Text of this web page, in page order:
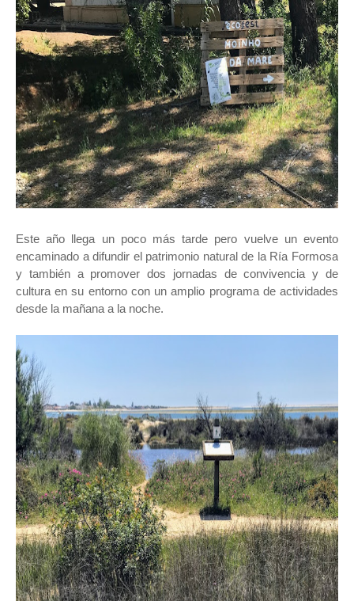
Este año llega un poco más tarde pero vuelve un evento
encaminado a difundir el patrimonio natural de la Ría Formosa
y también a promover dos jornadas de convivencia y de
cultura en su entorno con un amplio programa de actividades
desde la mañana a la noche.